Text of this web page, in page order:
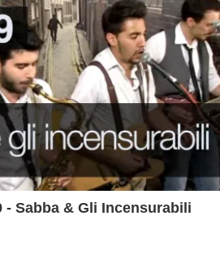
- Sabba & Gli Incensurabili